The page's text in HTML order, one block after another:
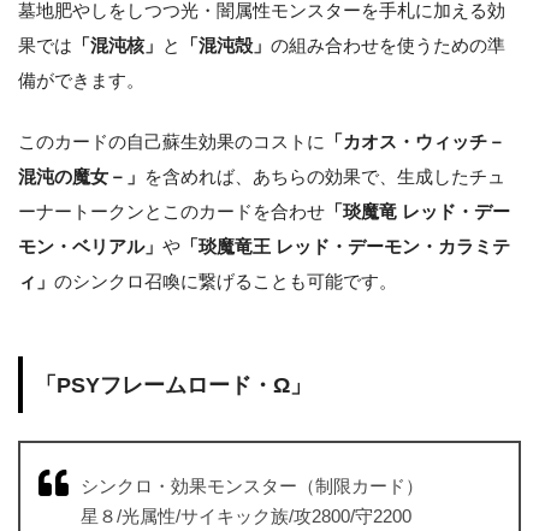
墓地肥やしをしつつ光・闇属性モンスターを手札に加える効
果では 「混沌核」 と 「混沌殻」 の組み合わせを使うための準
備ができます。
このカードの自己蘇生効果のコストに 「カオス・ウィッチ－
混沌の魔女－」 を含めれば、あちらの効果で、生成したチュ
ーナートークンとこのカードを合わせ 「琰魔竜 レッド・デー
モン・ベリアル」 や 「琰魔竜王 レッド・デーモン・カラミテ
ィ」 のシンクロ召喚に繋げることも可能です。
「PSYフレームロード・Ω」
シンクロ・効果モンスター（制限カード）
星８/光属性/サイキック族/攻2800/守2200